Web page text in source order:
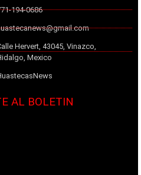
194-0686
Hervert, 43045, Vinazco,
Mexico
AL BOLETIN